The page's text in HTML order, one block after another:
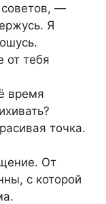
—
Я
от тебя
время
точка.
От
с которой